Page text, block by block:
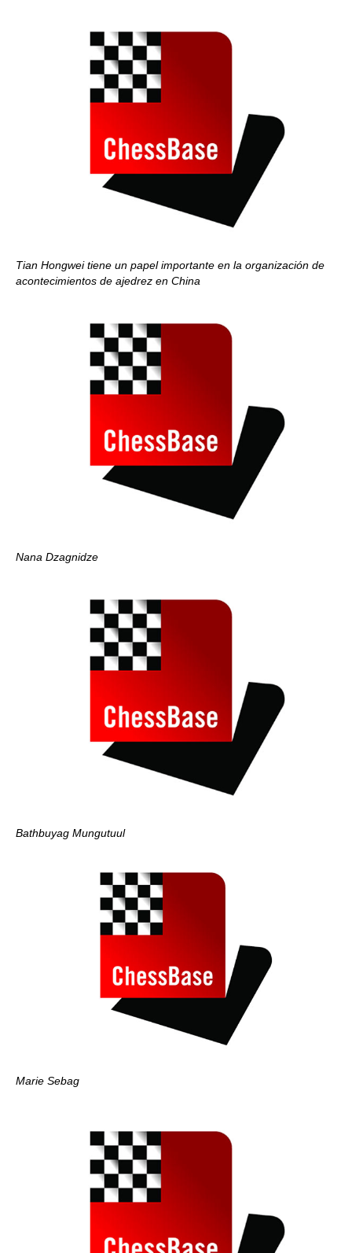
Tian Hongwei tiene un papel importante en la organización de
acontecimientos de ajedrez en China
Nana Dzagnidze
Bathbuyag Mungutuul
Marie Sebag